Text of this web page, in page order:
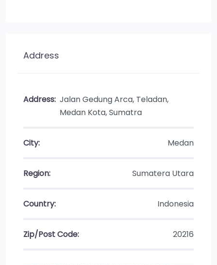
Address
Address: Jalan Gedung Arca, Teladan,
Medan Kota, Sumatra
City: Medan
Region: Sumatera Utara
Country: Indonesia
Zip/Post Code: 20216